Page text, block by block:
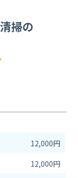
掃の
12,000円
12,000円